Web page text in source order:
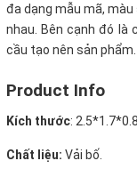
đa dạng mẫu mã,
nhau. Bên cạnh đó là
cầu tạo nên sản phẩm.
Product Info
Kích thước:
Chất liệu: Vải bố.